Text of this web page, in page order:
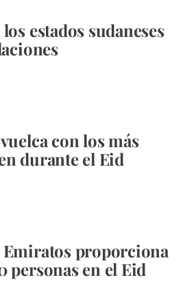
estados sudaneses
con los más
durante el Eid
Emiratos proporciona
personas en el Eid